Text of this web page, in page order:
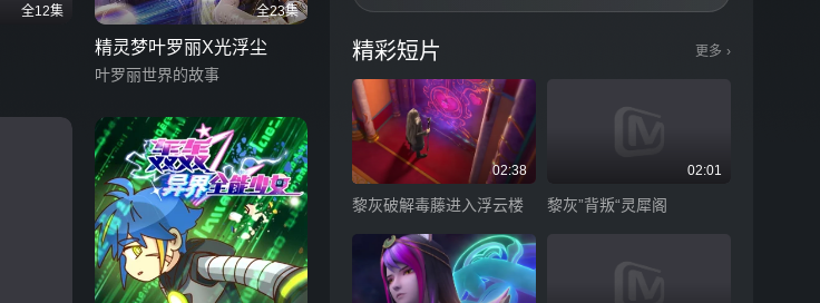
全12集 全23集
精灵梦叶罗丽X光浮尘
叶罗丽世界的故事
精彩短片 更多 ›
02:38
黎灰破解毒藤进入浮云楼
02:01
黎灰”背叛“灵犀阁